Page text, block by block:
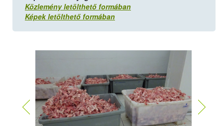
Közlemény letölthető formában
Képek letölthető formában